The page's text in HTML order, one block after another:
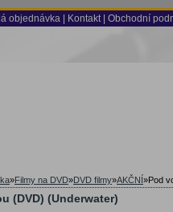
objednávka Kontakt Obchodní
»Filmy na DVD»DVD filmy»AKČNÍ»Pod
(DVD) (Underwater)